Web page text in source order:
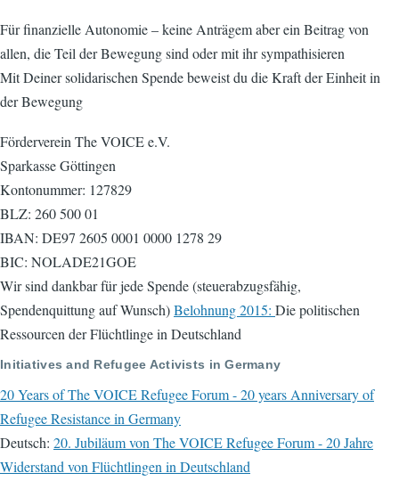
Für finanzielle Autonomie – keine Anträgem aber ein Beitrag von
allen, die Teil der Bewegung sind oder mit ihr sympathisieren
Mit Deiner solidarischen Spende beweist du die Kraft der Einheit in
der Bewegung
Förderverein The VOICE e.V.
Sparkasse Göttingen
Kontonummer: 127829
BLZ: 260 500 01
IBAN: DE97 2605 0001 0000 1278 29
BIC: NOLADE21GOE
Wir sind dankbar für jede Spende (steuerabzugsfähig,
Spendenquittung auf Wunsch)Belohnung 2015: Die politischen
Ressourcen der Flüchtlinge in Deutschland
Initiatives and Refugee Activists in Germany
20 Years of The VOICE Refugee Forum - 20 years Anniversary of
Refugee Resistance in Germany
Deutsch: 20. Jubiläum von The VOICE Refugee Forum - 20 Jahre
Widerstand von Flüchtlingen in Deutschland